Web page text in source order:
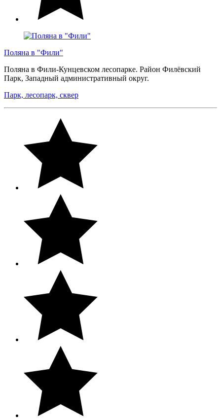
Поляна в "Фили"
Поляна в Фили-Кунцевском лесопарке. Район Филёвский
Парк, Западный административный округ.
Парк, лесопарк, сквер